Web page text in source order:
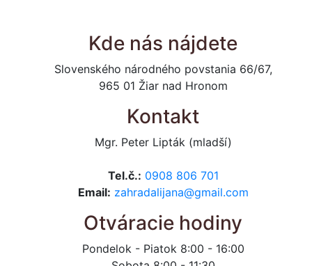
Kde nás nájdete
Slovenského národného povstania 66/67,
965 01 Žiar nad Hronom
Kontakt
Mgr. Peter Lipták (mladší)
Tel.č.: 0908 806 701
Email: zahradalijana@gmail.com
Otváracie hodiny
Pondelok - Piatok 8:00 - 16:00